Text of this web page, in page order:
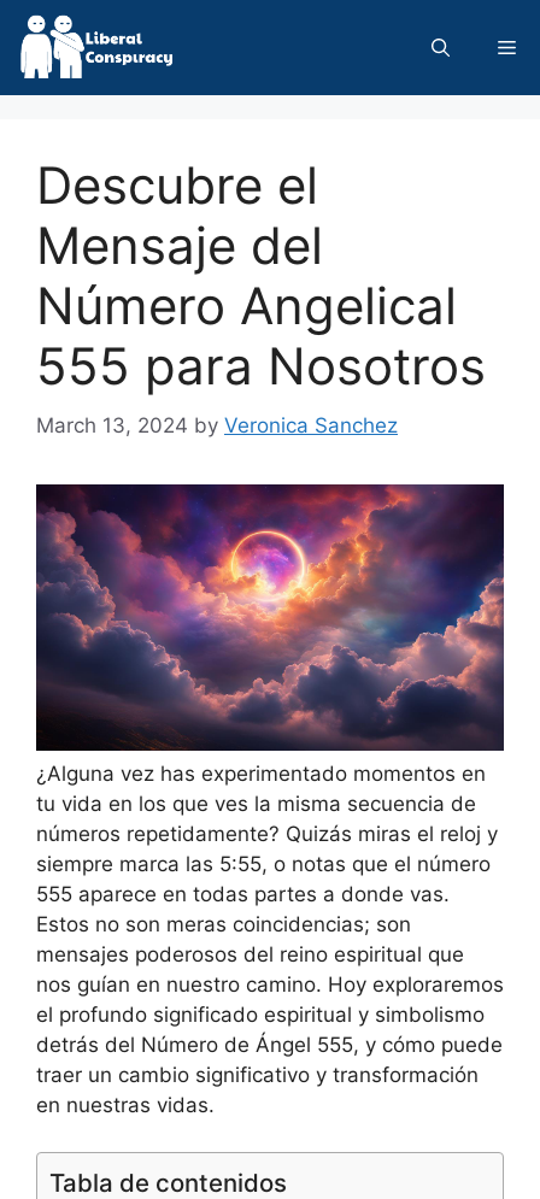
Skip
content
Descubre el
Mensaje del
Número Angelical
555 para Nosotros
March 13, 2024 by Veronica Sanchez
¿Alguna vez has experimentado momentos en
tu vida en los que ves la misma secuencia de
números repetidamente? Quizás miras el reloj y
siempre marca las 5:55, o notas que el número
555 aparece en todas partes a donde vas.
Estos no son meras coincidencias; son
mensajes poderosos del reino espiritual que
nos guían en nuestro camino. Hoy exploraremos
el profundo significado espiritual y simbolismo
detrás del Número de Ángel 555, y cómo puede
traer un cambio significativo y transformación
en nuestras vidas.
Tabla de contenidos